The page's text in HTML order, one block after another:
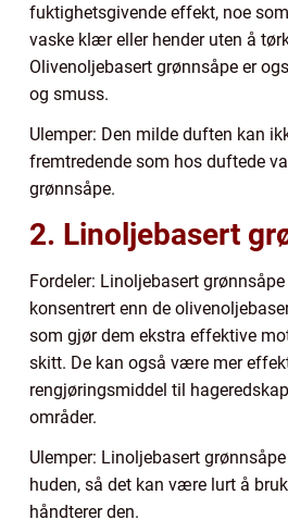
fuktighetsgivende effekt, noe
vaske klær eller hender uten å
Olivenoljebasert grønnsåpe er
og smuss.
Ulemper: Den milde duften kan
fremtredende som hos duftede
grønnsåpe.
2. Linoljebasert
Fordeler: Linoljebasert
konsentrert enn de
som gjør dem ekstra effektive
skitt. De kan også være mer
rengjøringsmiddel til
områder.
Ulemper: Linoljebasert
huden, så det kan være lurt å
håndterer den.